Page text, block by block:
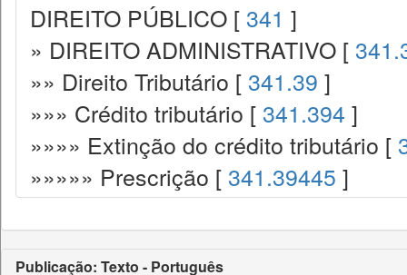
DIREITO PÚBLICO [ 341 ]
» DIREITO ADMINISTRATIVO [
»» Direito Tributário [ 341.39 ]
»»» Crédito tributário [ 341.394 ]
»»»» Extinção do crédito tributário [
»»»»» Prescrição [ 341.39445 ]
Publicação: Texto - Português